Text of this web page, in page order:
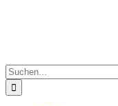
Suche
nach: